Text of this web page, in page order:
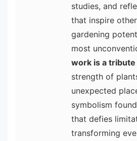
studies, and
that inspire
gardening
most
work is a tribute
strength of
unexpected
symbolism
that defies
transforming